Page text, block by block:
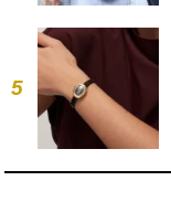
5